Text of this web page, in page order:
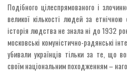
Подібного цілеспрямованого і
великої кількості людей за
історія людства не знала ні до 1932
московські комуністично-радянські
убивали українців тільки за те, що
своїм національним походженням –